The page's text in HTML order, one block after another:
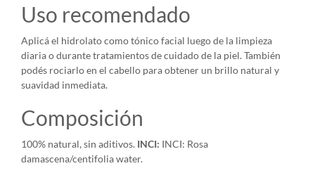
Uso recomendado
Aplicá el hidrolato como tónico facial luego de la limpieza
diaria o durante tratamientos de cuidado de la piel. También
podés rociarlo en el cabello para obtener un brillo natural y
suavidad inmediata.
Composición
100% natural, sin aditivos. INCI: INCI: Rosa
damascena/centifolia water.